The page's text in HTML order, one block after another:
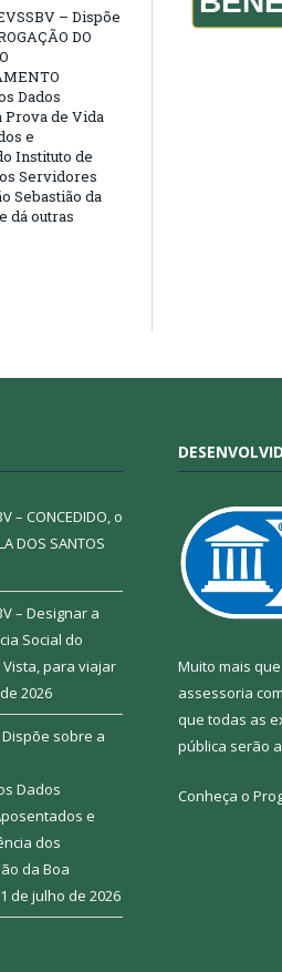
– Dispõe
DO
Dados
Prova de Vida
e
Instituto de
Servidores
Sebastião da
dá outras
– CONCEDIDO, o
DOS SANTOS
– Designar a
Social do
para viajar
2026
Dispõe sobre a
Dados
e
dos
da Boa
1 de julho de 2026
Muito mais
assessoria
que todas as
pública serão
Conheça o